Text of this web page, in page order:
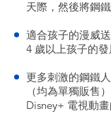
天際，然後將鋼
適合孩子的漫威
4 歲以上孩子的
更多刺激的鋼鐵
（均為單獨販售
Disney+ 電視動